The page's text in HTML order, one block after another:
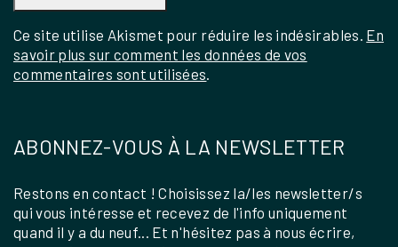
Ce site utilise Akismet pour réduire les indésirables. En
savoir plus sur comment les données de vos
commentaires sont utilisées.
ABONNEZ-VOUS À LA NEWSLETTER
Restons en contact ! Choisissez la/les newsletter/s
qui vous intéresse et recevez de l'info uniquement
quand il y a du neuf... Et n'hésitez pas à nous écrire,